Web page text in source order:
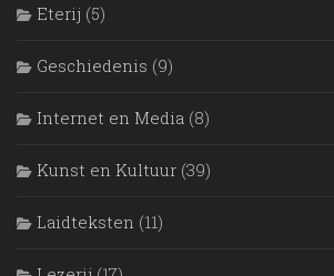
Eterij (5)
Geschiedenis (9)
Internet en Media (8)
Kunst en Kultuur (39)
Laidteksten (11)